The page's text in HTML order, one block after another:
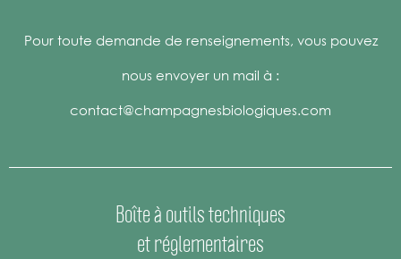
Pour toute demande de renseignements, vous pouvez
nous envoyer un mail à :
contact@champagnesbiologiques.com
Boîte à outils techniques
et réglementaires